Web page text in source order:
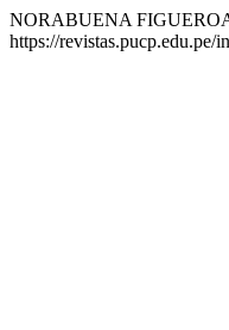
NORABUENA
https://revistas.pucp.edu.pe/